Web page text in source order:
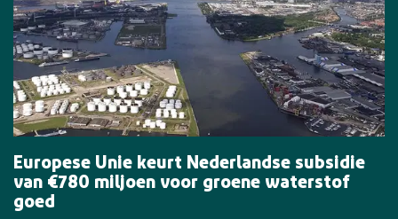
Europese Unie keurt Nederlandse subsidie
van €780 miljoen voor groene waterstof
goed